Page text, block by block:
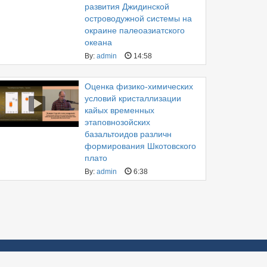
развития Джидинской
островодужной системы на
окраине палеоазиатского
океана
By: admin 14:58
Оценка физико-химических
условий кристаллизации
кайых временных
этаповнозойских
базальтоидов различн
формирования Шкотовского
плато
By: admin 6:38